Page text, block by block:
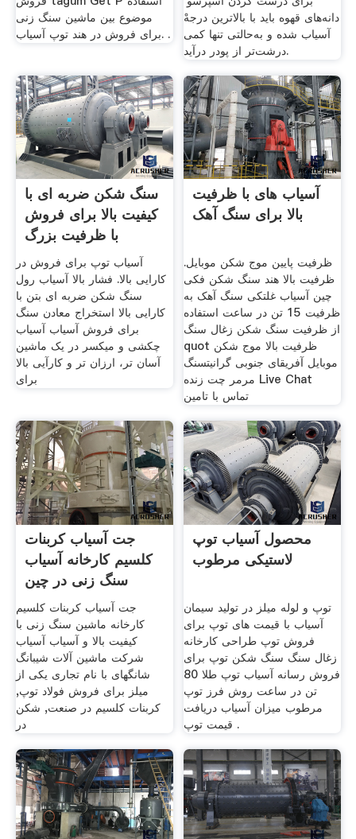
موضوع بین ماشین سنگ زنی
برای فروش در هند توپ آسیاب. .
دانه‌های قهوه باید با بالاترین درجهْ
آسیاب شده و به‌حالتی تنها کمی
درشت‌تر از پودر درآید.
سنگ شکن ضربه ای با
کیفیت بالا برای فروش
با ظرفیت بزرگ
آسیاب توپ برای فروش در
کارایی بالا. فشار بالا آسیاب رول
سنگ شکن ضربه ای بتن با
کارایی بالا استخراج معادن سنگ
برای فروش آسیاب آسیاب
چکشی و میکسر در یک ماشین
آسان تر، ارزان تر و کارآیی بالا
برای
آسیاب های با ظرفیت
بالا برای سنگ آهک
ظرفیت پایین موج شکن موبایل.
ظرفیت بالا هند سنگ شکن فکی
چین آسیاب غلتکی سنگ آهک به
ظرفیت 15 تن در ساعت استفاده
از ظرفیت سنگ شکن زغال سنگ
quot ظرفیت بالا موج شکن
موبایل آفریقای جنوبی گرانیتسنگ
مرمر چت زنده Live Chat
تماس با تامین
جت آسیاب کربنات
کلسیم کارخانه آسیاب
سنگ زنی در چین
جت آسیاب کربنات کلسیم
کارخانه ماشین سنگ زنی با
کیفیت بالا و آسیاب آسیاب
شرکت ماشین آلات شیبانگ
شانگهای با نام تجاری یکی از
میلز برای فروش فولاد توپ,
کربنات کلسیم در صنعت, شکن
در
محصول آسیاب توپ
لاستیکی مرطوب
توپ و لوله میلز در تولید سیمان
آسیاب با قیمت های توپ برای
فروش توپ طراحی کارخانه
زغال سنگ سنگ شکن توپ برای
فروش رسانه آسیاب توپ طلا 80
تن در ساعت روش فرز توپ
مرطوب میزان آسیاب دریافت
قیمت توپ .